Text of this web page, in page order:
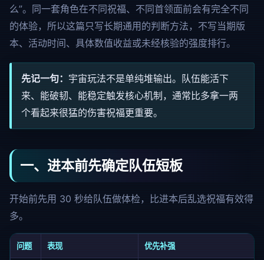
么”。同一套角色在不同祝福、不同首领面前会有完全不同
的体验，所以这篇只写长期通用的判断方法，不写当期版
本、活动时间、具体数值收益或未经核验的强度排行。
先记一句： 宇宙玩法不是单纯堆输出。队伍能活下
来、能破韧、能稳定触发核心机制，通常比多拿一两
个看起来很猛的伤害祝福更重要。
一、进本前先确定队伍短板
开始前先用 30 秒给队伍做体检，比进本后乱选祝福有效得
多。
问题 表现 优先补强